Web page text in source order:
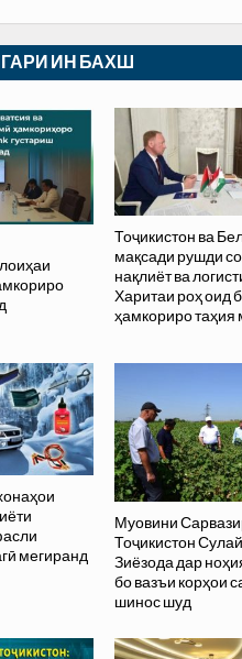
ИН БАХШ
Тоҷикистон ва
мақсади рушди
нақлиёт ва
Харитаи роҳ оид
ҳамкориро
мегиранд
Муовини
Тоҷикистон
Зиёзода дар
бо вазъи корҳои
шинос шуд